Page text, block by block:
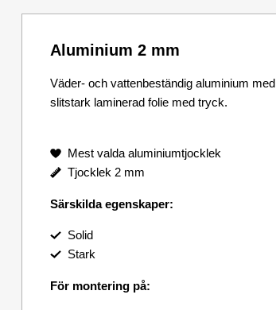
Aluminium 2 mm
Väder- och vattenbeständig aluminium med
slitstark laminerad folie med tryck.
Mest valda aluminiumtjocklek
Tjocklek 2 mm
Särskilda egenskaper:
Solid
Stark
För montering på: